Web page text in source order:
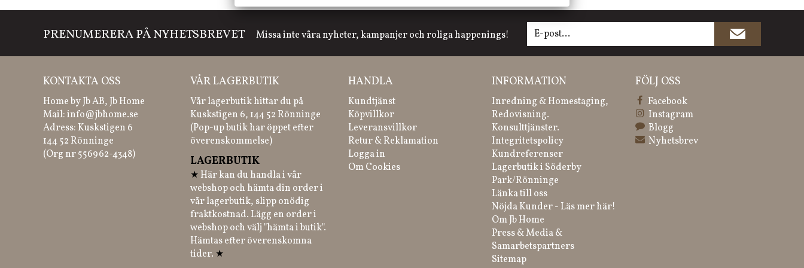
PRENUMERERA PÅ NYHETSBREVET Missa inte våra nyheter, kampanjer och roliga happenings!
KONTAKTA OSS
Home by Jb AB, Jb Home
Mail:info@jbhome.se
Adress: Kuskstigen 6
144 52 Rönninge
(Org nr 556962-4348)
VÅR LAGERBUTIK
Vår lagerbutik hittar du på
Kuskstigen 6, 144 52 Rönninge
(Pop-up butik har öppet efter
överenskommelse)
LAGERBUTIK
★ Här kan du handla i vår
webshop och hämta din order i
vår lagerbutik, slipp onödig
fraktkostnad. Lägg en order i
webshop och välj "hämta i butik".
Hämtas efter överenskomna
tider. ★
HANDLA
Kundtjänst
Köpvillkor
Leveransvillkor
Retur & Reklamation
Logga in
Om Cookies
INFORMATION
Inredning & Homestaging,
Redovisning.
Konsulttjänster.
Integritetspolicy
Kundreferenser
Lagerbutik i Söderby
Park/Rönninge
Länka till oss
Nöjda Kunder - Läs mer här!
Om Jb Home
Press & Media &
Samarbetspartners
Sitemap
FÖLJ OSS
Facebook
Instagram
Blogg
Nyhetsbrev